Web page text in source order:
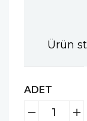
Ürün
ADET